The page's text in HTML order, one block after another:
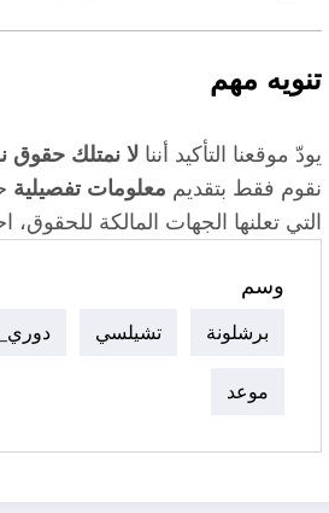
تنويه مهم
يودّ موقعنا التأكيد أننالا نمتلك حقوق
نقوم فقط بتقديم معلومات تفصيلية
التي تعلنها الجهات المالكة
وسم
برشلونة تشيلسي
موعد